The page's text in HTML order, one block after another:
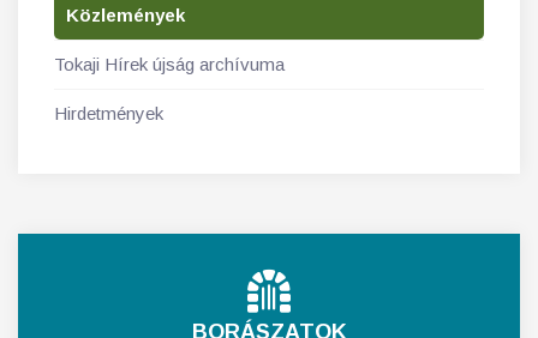
Közlemények
Tokaji Hírek újság archívuma
Hirdetmények
BORÁSZATOK